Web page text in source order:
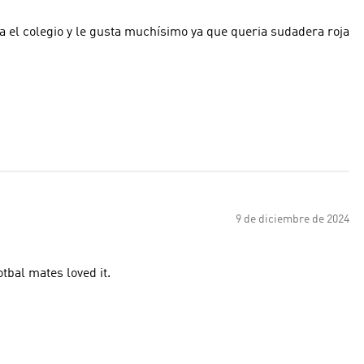
colegio y le gusta muchísimo ya que queria sudadera roja
9 de diciembre de 2024
mates loved it.